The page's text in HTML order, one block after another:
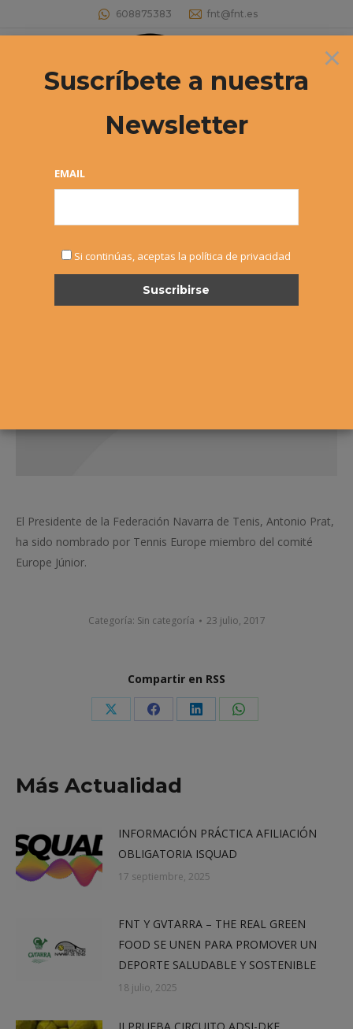
608875383 fnt@fnt.es
Buscar:
Nombramiento Antonio Prat – Tennis
El Presidente de la Federación Navarra de Tenis, Antonio Prat,
ha sido nombrado por Tennis Europe miembro del comité
Europe Júnior.
Categoría: Sin categoría 23 julio, 2017
Compartir en RSS
Share Share Share Share
Más Actualidad
INFORMACIÓN PRÁCTICA AFILIACIÓN
OBLIGATORIA ISQUAD
17 septiembre, 2025
FNT Y GVTARRA – THE REAL GREEN
FOOD SE UNEN PARA PROMOVER UN
DEPORTE SALUDABLE Y SOSTENIBLE
18 julio, 2025
II PRUEBA CIRCUITO ADSJ-DKE
×
Suscríbete a nuestra
Newsletter
EMAIL
Si continúas, aceptas la política de privacidad